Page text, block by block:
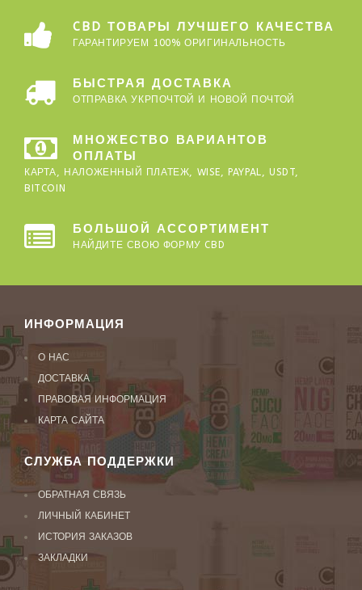
CBD ТОВАРЫ ЛУЧШЕГО КАЧЕСТВА
ГАРАНТИРУЕМ 100% ОРИГИНАЛЬНОСТЬ
БЫСТРАЯ ДОСТАВКА
ОТПРАВКА УКРПОЧТОЙ И НОВОЙ ПОЧТОЙ
МНОЖЕСТВО ВАРИАНТОВ
ОПЛАТЫ
КАРТА, НАЛОЖЕННЫЙ ПЛАТЕЖ, WISE, PAYPAL, USDT,
BITCOIN
БОЛЬШОЙ АССОРТИМЕНТ
НАЙДИТЕ СВОЮ ФОРМУ CBD
ИНФОРМАЦИЯ
О НАС
ДОСТАВКА
ПРАВОВАЯ ИНФОРМАЦИЯ
КАРТА САЙТА
СЛУЖБА ПОДДЕРЖКИ
ОБРАТНАЯ СВЯЗЬ
ЛИЧНЫЙ КАБИНЕТ
ИСТОРИЯ ЗАКАЗОВ
ЗАКЛАДКИ